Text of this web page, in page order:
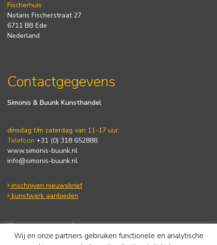
Fischerhuis
Notaris Fischerstraat 27
6711 BB Ede
Nederland
Contactgegevens
Simonis & Buunk Kunsthandel
dinsdag t/m zaterdag van 11-17 uur.
Telefoon +31 (0) 318 652888
www.simonis-buunk.nl
info@simonis-buunk.nl
inschrijven nieuwsbrief
kunstwerk aanbieden
Algemene voorwaarden
Privacy statement
Wij en onze partners gebruiken functionele en analytische